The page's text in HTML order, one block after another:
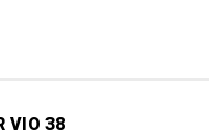
VIO 38